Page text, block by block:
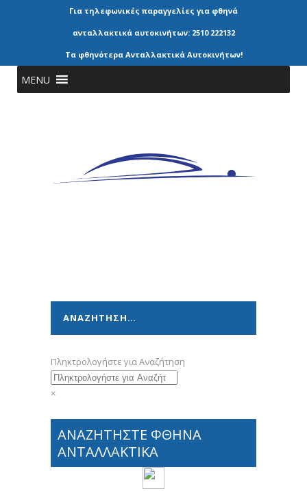
Για τηλεφωνικές παραγγελίες για φθηνά
ανταλλακτικά αυτοκινήτων: 2510 222132
Τα φθηνότερα Ανταλλακτικά Αυτοκινήτων!
MENU
ΑΝΑΖΗΤΗΣΗ…
Πληκτρολογήστε για Αναζήτηση
×
ΑΝΑΖΗΤΗΣΤΕ ΦΘΗΝΑ
ΑΝΤΑΛΛΑΚΤΙΚΑ